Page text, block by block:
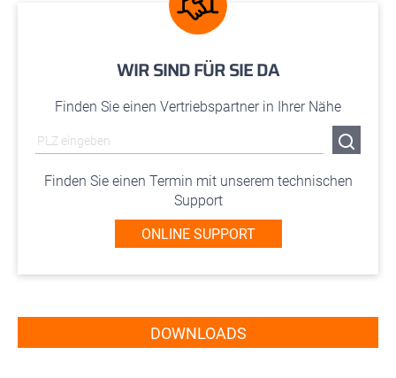
WIR SIND FÜR SIE DA
Finden Sie einen Vertriebspartner in Ihrer Nähe
Finden Sie einen Termin mit unserem technischen
Support
ONLINE SUPPORT
DOWNLOADS